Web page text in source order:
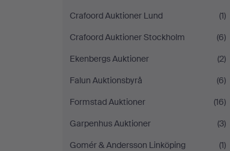
Crafoord Auktioner Lund
(1)
Crafoord Auktioner Stockholm
(6)
Ekenbergs Auktioner
(2)
Falun Auktionsbyrå
(6)
Formstad Auktioner
(16)
Garpenhus Auktioner
(3)
Gomér & Andersson Linköping
(1)